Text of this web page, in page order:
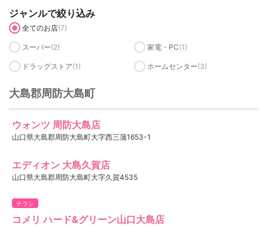
ジャンルで絞り込み
全てのお店(7)
スーパー(2) 家電・PC(1)
ドラッグストア(1) ホームセンター(3)
大島郡周防大島町
ウォンツ 周防大島店
山口県大島郡周防大島町大字西三蒲1653-1
エディオン 大島久賀店
山口県大島郡周防大島町大字久賀4535
チラシ
コメリ ハード&グリーン山口大島店